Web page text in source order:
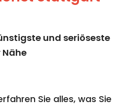
und seriöseste
Sie alles, was Sie